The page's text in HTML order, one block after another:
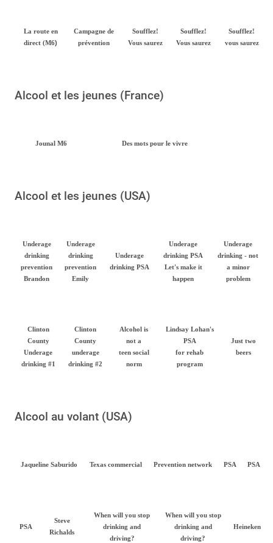
La route en
direct (M6)
Campagne de
prévention
Soufflez!
Vous saurez
Soufflez!
Vous saurez
Soufflez!
vous saurez
Alcool et les jeunes (France)
Jounal M6 Des mots pour le vivre
Alcool et les jeunes (USA)
Underage
drinking
prevention
Brandon
Underage
drinking
prevention
Emily
Underage
drinking PSA
Underage
drinking PSA
Let's make it
happen
Underage
drinking - not
a minor
problem
Clinton
County
Underage
drinking #1
Clinton
County
underage
drinking #2
Alcohol is
not a
teen social
norm
Lindsay Lohan's
PSA
for rehab
program
Just two
beers
Alcool au volant (USA)
Jaqueline Saburido Texas commercial Prevention network PSA PSA
PSA
Steve
Richalds
When will you stop
drinking and
driving?
When will you stop
drinking and
driving?
Heineken